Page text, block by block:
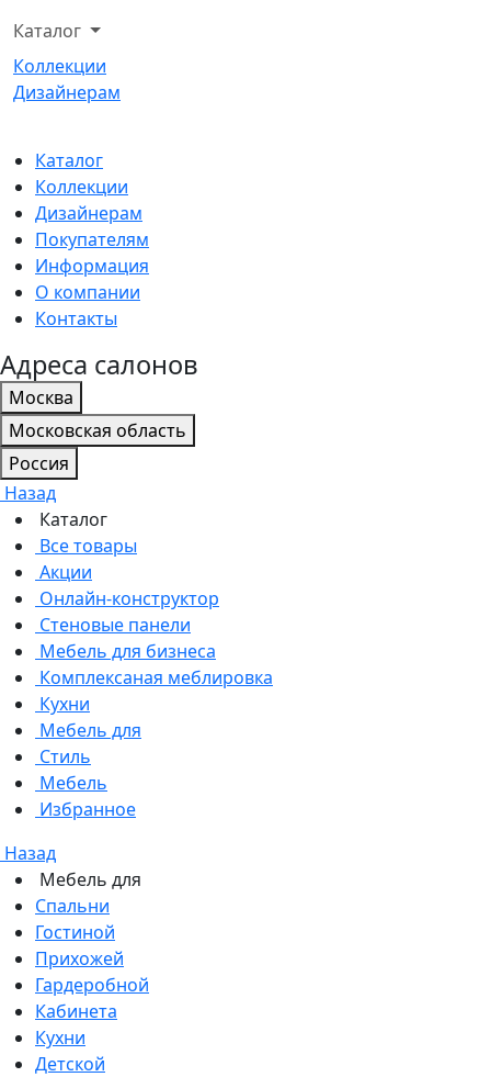
Каталог
Коллекции
Дизайнерам
Каталог
Коллекции
Дизайнерам
Покупателям
Информация
О компании
Контакты
Адреса салонов
Москва
Московская область
Россия
Назад
Каталог
Все товары
Акции
Онлайн-конструктор
Стеновые панели
Мебель для бизнеса
Комплексаная меблировка
Кухни
Мебель для
Стиль
Мебель
Избранное
Назад
Мебель для
Спальни
Гостиной
Прихожей
Гардеробной
Кабинета
Кухни
Детской